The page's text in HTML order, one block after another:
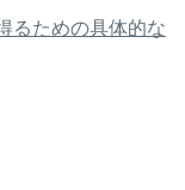
るための具体的な